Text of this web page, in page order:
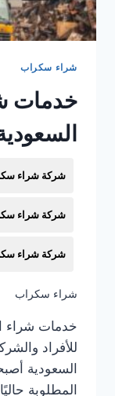
شراء سكراب
خدمات
شركة شراء
شركة شراء
شركة شراء
شراء سكراب
خدمات شراء
للأفراد
السعودية
المطلوبة